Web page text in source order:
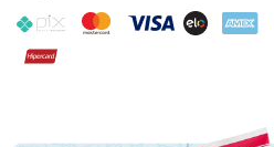
PIX MasterCard
VISA ELO AMEX
Hipercard
Promoção em